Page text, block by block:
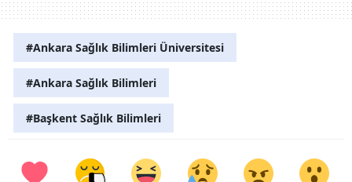
#Ankara Sağlık Bilimleri Üniversitesi
#Ankara Sağlık Bilimleri
#Başkent Sağlık Bilimleri